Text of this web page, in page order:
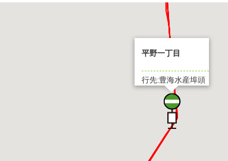
平野一丁目
行先:豊海水産埠頭